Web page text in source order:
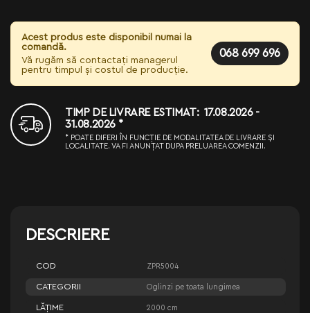
Acest produs este disponibil numai la
comandă.
Vă rugăm să contactați managerul
pentru timpul și costul de producție.
068 699 696
TIMP DE LIVRARE ESTIMAT: 17.08.2026 -
31.08.2026 *
* POATE DIFERI ÎN FUNCȚIE DE MODALITATEA DE LIVRARE ȘI
LOCALITATE. VA FI ANUNȚAT DUPA PRELUAREA COMENZII.
DESCRIERE
COD ZPR5004
CATEGORII Oglinzi pe toata lungimea
LĂŢIME 2000 cm